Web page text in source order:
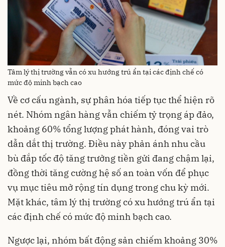
Tâm lý thị trường vẫn có xu hướng trú ẩn tại các định chế có
mức độ minh bạch cao
Về cơ cấu ngành, sự phân hóa tiếp tục thể hiện rõ
nét. Nhóm ngân hàng vẫn chiếm tỷ trọng áp đảo,
khoảng 60% tổng lượng phát hành, đóng vai trò
dẫn dắt thị trường. Điều này phản ánh nhu cầu
bù đắp tốc độ tăng trưởng tiền gửi đang chậm lại,
đồng thời tăng cường hệ số an toàn vốn để phục
vụ mục tiêu mở rộng tín dụng trong chu kỳ mới.
Mặt khác, tâm lý thị trường có xu hướng trú ẩn tại
các định chế có mức độ minh bạch cao.
Ngược lại, nhóm bất động sản chiếm khoảng 30%